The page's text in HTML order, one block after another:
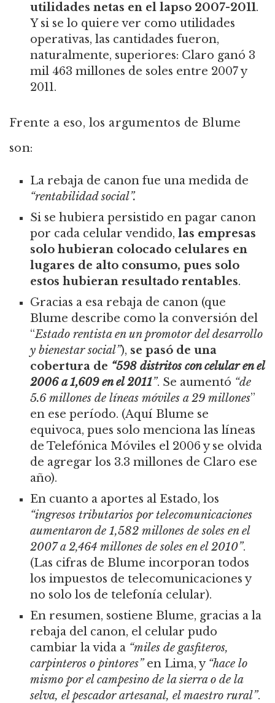
utilidades netas en el lapso 2007-2011.
Y si se lo quiere ver como utilidades
operativas, las cantidades fueron,
naturalmente, superiores: Claro ganó 3
mil 463 millones de soles entre 2007 y
2011.
Frente a eso, los argumentos de Blume
son:
La rebaja de canon fue una medida de
“rentabilidad social”.
Si se hubiera persistido en pagar canon
por cada celular vendido,las empresas
solo hubieran colocado celulares en
lugares de alto consumo, pues solo
estos hubieran resultado rentables.
Gracias a esa rebaja de canon (que
Blume describe como la conversión del
“Estado rentista en un promotor del desarrollo
y bienestar social”), se pasó de una
cobertura de “598 distritos con celular en el
2006 a 1,609 en el 2011”. Se aumentó “de
5.6 millones de líneas móviles a 29 millones”
en ese período. (Aquí Blume se
equivoca, pues solo menciona las líneas
de Telefónica Móviles el 2006 y se olvida
de agregar los 3.3 millones de Claro ese
año).
En cuanto a aportes al Estado, los
“ingresos tributarios por telecomunicaciones
aumentaron de 1,582 millones de soles en el
2007 a 2,464 millones de soles en el 2010”.
(Las cifras de Blume incorporan todos
los impuestos de telecomunicaciones y
no solo los de telefonía celular).
En resumen, sostiene Blume, gracias a la
rebaja del canon, el celular pudo
cambiar la vida a “miles de gasfiteros,
carpinteros o pintores”en Lima, y “hace lo
mismo por el campesino de la sierra o de la
selva, el pescador artesanal, el maestro rural”.